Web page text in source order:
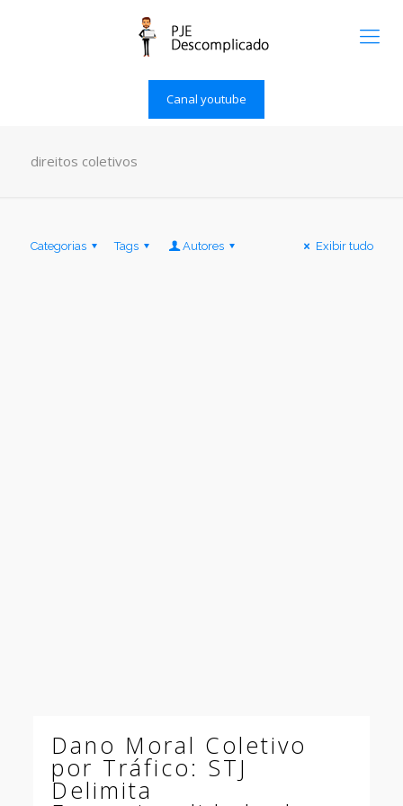
Canal youtube
direitos coletivos
Categorias Tags Autores Exibir tudo
Dano Moral Coletivo
por Tráfico: STJ
Delimita